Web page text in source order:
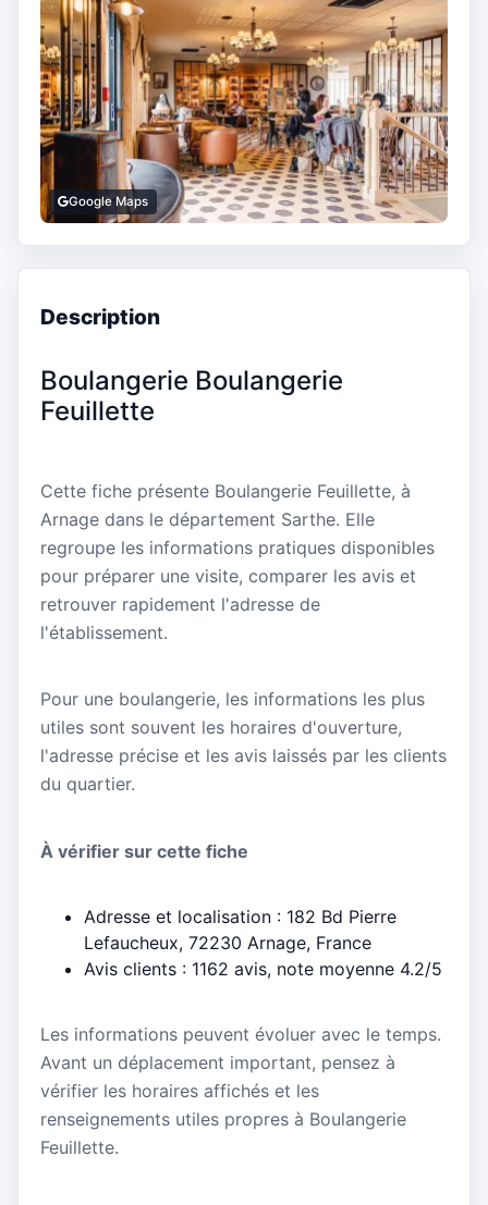
Google Maps
Description
Boulangerie Boulangerie
Feuillette
Cette fiche présente Boulangerie Feuillette, à
Arnage dans le département Sarthe. Elle
regroupe les informations pratiques disponibles
pour préparer une visite, comparer les avis et
retrouver rapidement l'adresse de
l'établissement.
Pour une boulangerie, les informations les plus
utiles sont souvent les horaires d'ouverture,
l'adresse précise et les avis laissés par les clients
du quartier.
À vérifier sur cette fiche
Adresse et localisation : 182 Bd Pierre
Lefaucheux, 72230 Arnage, France
Avis clients : 1162 avis, note moyenne 4.2/5
Les informations peuvent évoluer avec le temps.
Avant un déplacement important, pensez à
vérifier les horaires affichés et les
renseignements utiles propres à Boulangerie
Feuillette.